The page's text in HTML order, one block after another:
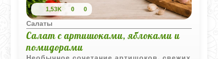
1,53K 0 0
Салаты
Салат с артишоками, яблоками и
помидорами